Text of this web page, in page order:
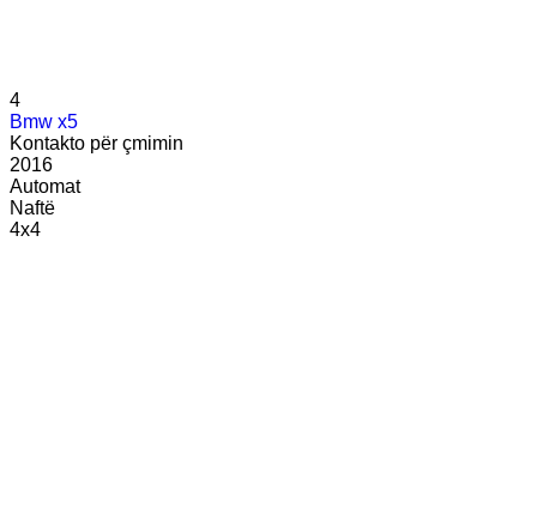
4
Bmw x5
Kontakto për çmimin
2016
Automat
Naftë
4x4